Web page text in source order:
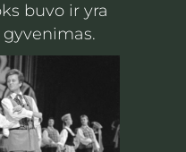
buvo ir yra